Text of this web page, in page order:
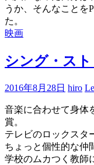
うか、そんなことを
た。
映画
シング・スト
2016年8月28日 hiro
音楽に合わせて身体
賞。
テレビのロックスタ
ちょっと個性的な仲
学校のムカつく教師